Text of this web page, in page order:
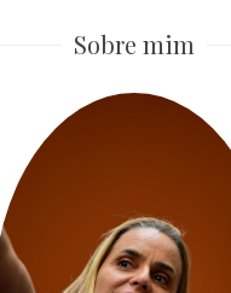
Sobre mim